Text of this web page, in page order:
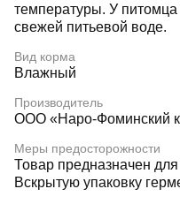
температуры. У питомца
свежей питьевой воде.
Вид корма
Влажный
Производитель
ООО «Наро-Фоминский
Меры предосторожности
Товар предназначен
Вскрытую упаковку